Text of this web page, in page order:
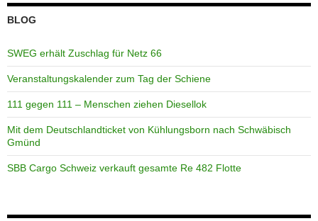
BLOG
SWEG erhält Zuschlag für Netz 66
Veranstaltungskalender zum Tag der Schiene
111 gegen 111 – Menschen ziehen Diesellok
Mit dem Deutschlandticket von Kühlungsborn nach Schwäbisch
Gmünd
SBB Cargo Schweiz verkauft gesamte Re 482 Flotte